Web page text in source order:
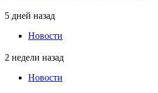
5 дней назад
Новости
2 недели назад
Новости